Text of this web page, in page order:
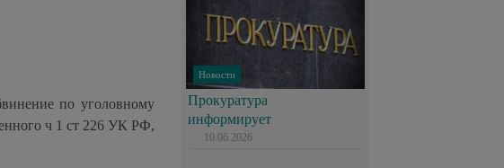
по уголовному
ч 1 ст 226 УК РФ,
Новости
Прокуратура
информирует
10.06.2026